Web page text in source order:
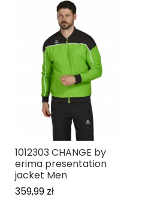
1012303 CHANGE by
erima presentation
jacket Men
359,99 zł